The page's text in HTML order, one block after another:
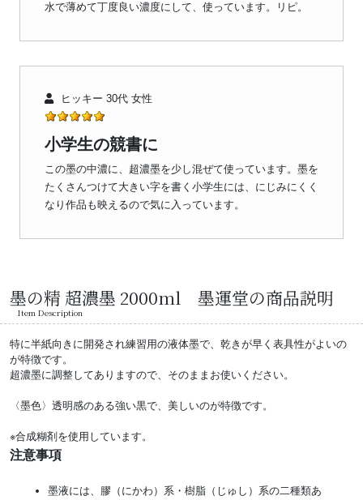
水で薄めて丁度良い濃度にして、使っています。リピ。
ヒッキー 30代 女性
小学生の競書に
この墨の中濃に、超濃墨を少し混ぜて使っています。墨を
たくさんつけて大きい字を書く小学生には、にじみにくく
なり作品も映えるので気に入っています。
墨の精 超濃墨 2000ml 墨運堂の商品説明
Item Description
特に半紙向きに開発され練習用の液体墨で、乾きが早く表具性がよいの
が特徴です。
超濃墨に調整してありますので、そのままお使いください。
〈墨色〉透明感のある強い黒で、美しいのが特徴です。
※合成糊剤を使用しています。
注意事項
墨液には、膠（にかわ）系・樹脂（じゅし）系の二種類あ